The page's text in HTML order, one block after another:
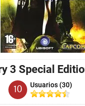
3 Special
10 Usuarios (30)